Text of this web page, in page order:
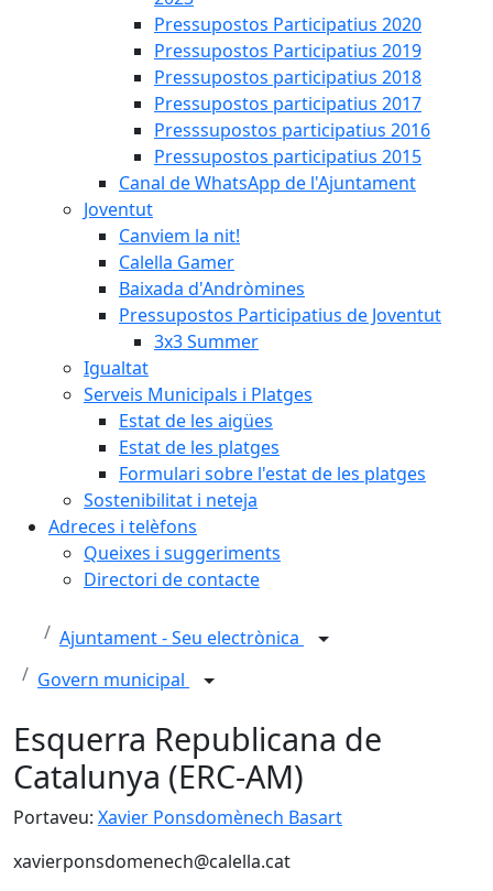
Pressupostos Participatius 2020
Pressupostos Participatius 2019
Pressupostos participatius 2018
Pressupostos participatius 2017
Presssupostos participatius 2016
Pressupostos participatius 2015
Canal de WhatsApp de l'Ajuntament
Joventut
Canviem la nit!
Calella Gamer
Baixada d'Andròmines
Pressupostos Participatius de Joventut
3x3 Summer
Igualtat
Serveis Municipals i Platges
Estat de les aigües
Estat de les platges
Formulari sobre l'estat de les platges
Sostenibilitat i neteja
Adreces i telèfons
Queixes i suggeriments
Directori de contacte
Ajuntament - Seu electrònica
Govern municipal
Esquerra Republicana de
Catalunya (ERC-AM)
Portaveu: Xavier Ponsdomènech Basart
xavierponsdomenech@calella.cat